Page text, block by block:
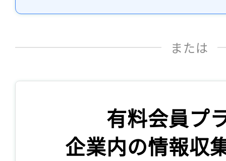
または
有料会員プ
企業内の情報収